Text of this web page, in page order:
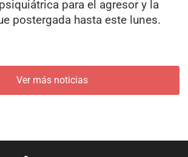
para el agresor y la
postergada hasta este lunes.
Ver más noticias